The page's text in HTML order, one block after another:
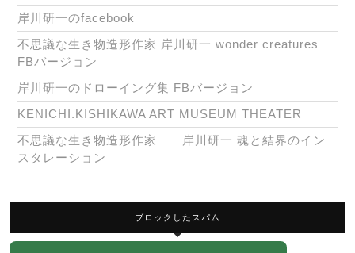
岸川研一のfacebook
不思議な生き物造形作家 岸川研一 wonder creatures
FBバージョン
岸川研一のドローイング集 FBバージョン
KENICHI.KISHIKAWA ART MUSEUM THEATER
不思議な生き物造形作家 岸川研一 魂と結界のイン
スタレーション
ブロックしたスパム